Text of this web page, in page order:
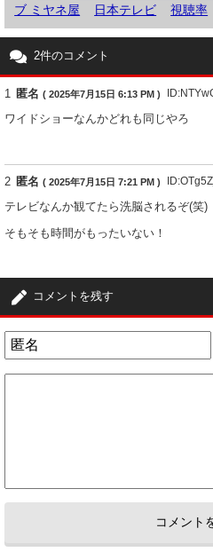
ブ ミヤネ屋
日本テレビ 視聴率
2件のコメント
1 匿名 ( 2025年7月15日 6:13 PM )
ワイドショーなんかどれも同じやろ
2 匿名 ( 2025年7月15日 7:21 PM )
テレビなんか観てたら洗脳されるぞ(笑)
そもそも時間がもったいない！
コメントを残す